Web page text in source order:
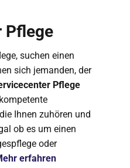
Pflege
suchen einen
sich jemanden, der
Pflege
Ihnen zuhören und
ob es um einen
oder
erfahren